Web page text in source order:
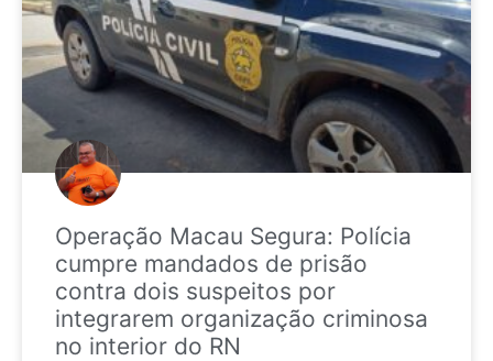
Operação Macau Segura: Polícia
cumpre mandados de prisão
contra dois suspeitos por
integrarem organização criminosa
no interior do RN